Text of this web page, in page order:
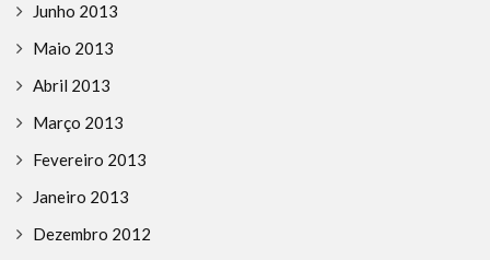
Junho 2013
Maio 2013
Abril 2013
Março 2013
Fevereiro 2013
Janeiro 2013
Dezembro 2012